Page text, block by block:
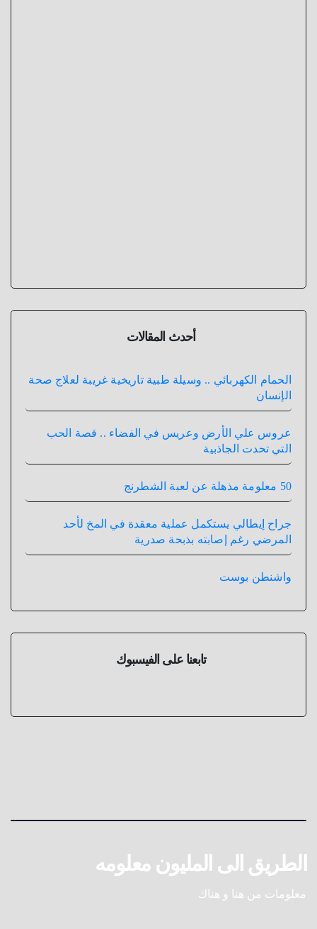
أحدث المقالات
الحمام الكهربائي .. وسيلة طبية تاريخية غريبة لعلاج صحة
الإنسان
عروس علي الأرض وعريس في الفضاء .. قصة الحب
التي تحدت الجاذبية
50 معلومة مذهلة عن لعبة الشطرنج
جراح إيطالي يستكمل عملية معقدة في المخ لأحد
المرضي رغم إصابته بذبحة صدرية
واشنطن بوست
تابعنا على الفيسبوك
الطريق الى المليون معلومه
معلومات من هنا و هناك